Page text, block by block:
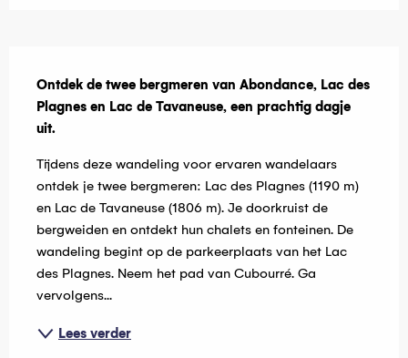
Ontdek de twee bergmeren van Abondance, Lac des
Plagnes en Lac de Tavaneuse, een prachtig dagje
uit.
Tijdens deze wandeling voor ervaren wandelaars
ontdek je twee bergmeren: Lac des Plagnes (1190 m)
en Lac de Tavaneuse (1806 m). Je doorkruist de
bergweiden en ontdekt hun chalets en fonteinen. De
wandeling begint op de parkeerplaats van het Lac
des Plagnes. Neem het pad van Cubourré. Ga
vervolgens...
Lees verder